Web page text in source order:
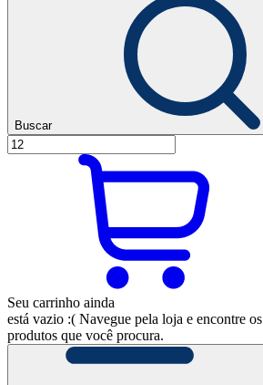
Buscar
Seu carrinho ainda
está vazio :( Navegue pela loja e encontre os
produtos que você procura.